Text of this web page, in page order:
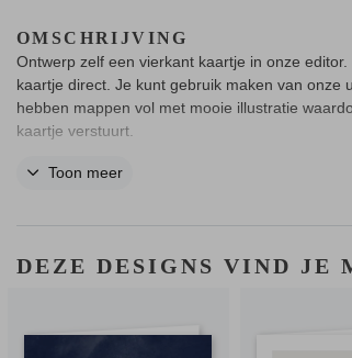
OMSCHRIJVING
Ontwerp zelf een vierkant kaartje in onze
kaartje direct. Je kunt gebruik maken van onze
hebben mappen vol met mooie illustratie
kaartje verstuurt.
HOE WERKT HET?
- Het adres van de ontvanger wordt op de
- Het is mogelijk om op elke kaart folie toe te
Toon meer
DEZE DESIGNS VIND JE